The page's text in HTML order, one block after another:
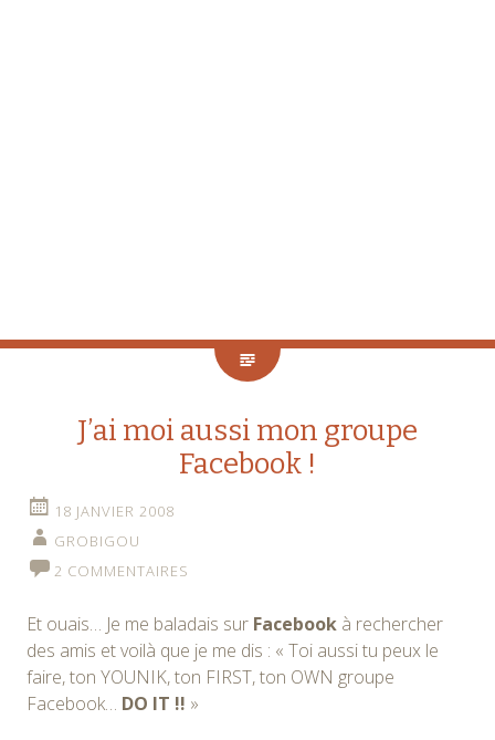
J’ai moi aussi mon groupe
Facebook !
18 JANVIER 2008
GROBIGOU
2 COMMENTAIRES
Et ouais… Je me baladais sur Facebook à rechercher
des amis et voilà que je me dis : « Toi aussi tu peux le
faire, ton YOUNIK, ton FIRST, ton OWN groupe
Facebook… DO IT !! »